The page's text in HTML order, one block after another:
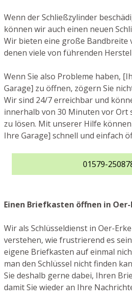
Wenn der Schließzylinder
können wir auch einen neuen
Wir bieten eine große Bandbreite
denen viele von führenden
Wenn Sie also Probleme haben,
Garage] zu öffnen, zögern Sie
Wir sind 24/7 erreichbar und
innerhalb von 30 Minuten vor Ort
zu lösen. Mit unserer Hilfe
Ihre Garage] schnell und einfach
01579-
Einen Briefkasten öffnen in
Wir als Schlüsseldienst in Oer-
verstehen, wie frustrierend es
eigene Briefkasten auf einmal
man den Schlüssel nicht finden
Sie deshalb gerne dabei, Ihren
damit Sie wieder an Ihre